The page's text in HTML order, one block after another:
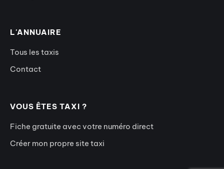
L'ANNUAIRE
Tous les taxis
Contact
VOUS ÊTES TAXI ?
Fiche gratuite avec votre numéro direct
Créer mon propre site taxi